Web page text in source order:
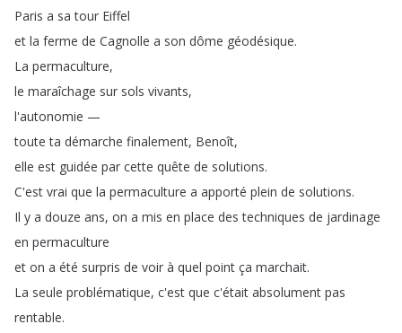
Paris a sa tour Eiffel
et la ferme de Cagnolle a son dôme géodésique.
La permaculture,
le maraîchage sur sols vivants,
l'autonomie —
toute ta démarche finalement, Benoît,
elle est guidée par cette quête de solutions.
C'est vrai que la permaculture a apporté plein de solutions.
Il y a douze ans, on a mis en place des techniques de jardinage
en permaculture
et on a été surpris de voir à quel point ça marchait.
La seule problématique, c'est que c'était absolument pas
rentable.